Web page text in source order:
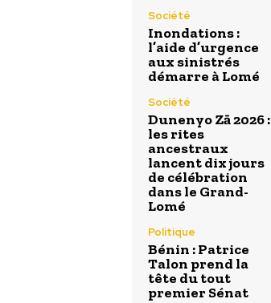
Société
Inondations :
l’aide d’urgence
aux sinistrés
démarre à Lomé
Société
Dunenyo Zā 2026 :
les rites
ancestraux
lancent dix jours
de célébration
dans le Grand-
Lomé
Politique
Bénin : Patrice
Talon prend la
tête du tout
premier Sénat